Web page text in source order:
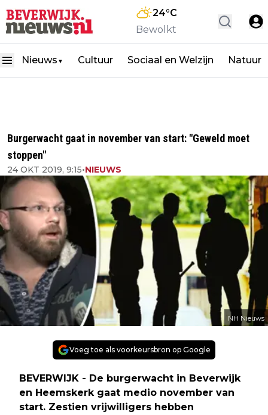
24°C
Bewolkt
Nieuws ▼ Cultuur Sociaal en Welzijn Natuur
Burgerwacht gaat in november van start: "Geweld moet
stoppen"
24 OKT 2019, 9:15•NIEUWS
NH Nieuws
Voeg toe als voorkeursbron op Google
BEVERWIJK - De burgerwacht in Beverwijk
en Heemskerk gaat medio november van
start. Zestien vrijwilligers hebben